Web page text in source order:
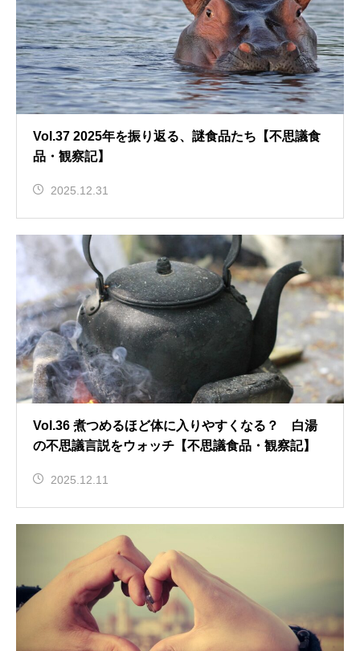
Vol.37 2025年を振り返る、謎食品たち【不思議食
品・観察記】
2025.12.31
Vol.36 煮つめるほど体に入りやすくなる？ 白湯
の不思議言説をウォッチ【不思議食品・観察記】
2025.12.11